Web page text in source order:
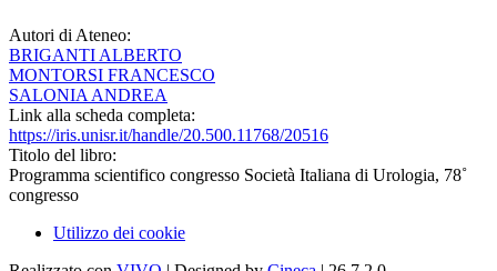
Autori di Ateneo:
BRIGANTI ALBERTO
MONTORSI FRANCESCO
SALONIA ANDREA
Link alla scheda completa:
https://iris.unisr.it/handle/20.500.11768/20516
Titolo del libro:
Programma scientifico congresso Società Italiana di Urologia, 78˚
congresso
Utilizzo dei cookie